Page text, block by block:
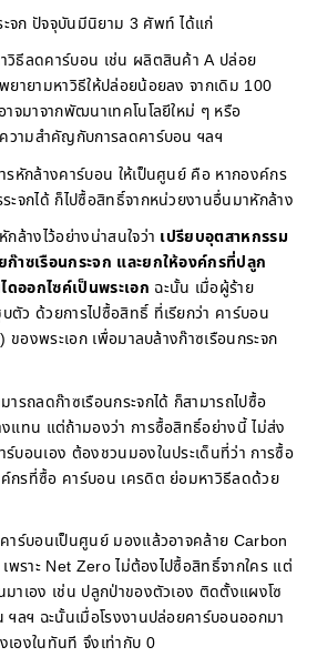
ะจก ปัจจุบันมีนิยาม 3 ศัพท์ ได้แก่
วิธีลดคาร์บอน เช่น ผลิตสินค้า A ปล่อย
ายามหาวิธีให้ปล่อยน้อยลง จากเดิม 100
จมาจากพัฒนาเทคโนโลยีใหม่ ๆ หรือ
วามสำคัญกับการลดคาร์บอน ฯลฯ
รหักล้างคาร์บอน ให้เป็นศูนย์ คือ หากองค์กร
ะจกได้ ก็ไปซื้อสิทธิ์จากหน่วยงานอื่นมาหักล้าง
ล้างไว้อย่างน่าสนใจว่า เปรียบอุตสาหกรรม
ก๊าซเรือนกระจก และยกให้องค์กรที่ปลูก
ออกไซค์เป็นพระเอก ฉะนั้น เมื่อผู้ร้าย
ว ด้วยการไปซื้อสิทธิ์ ที่เรียกว่า คาร์บอน
องพระเอก เพื่อมาลบล้างก๊าซเรือนกระจก
รถลดก๊าซเรือนกระจกได้ ก็สามารถไปซื้อ
แทน แต่ถ้ามองว่า การซื้อสิทธิ์อย่างนี้ ไม่ส่ง
ร์บอนเอง ต้องชวนมองในประเด็นที่ว่า การซื้อ
รที่ซื้อ คาร์บอน เครดิต ย่อมหาวิธีลดด้วย
าร์บอนเป็นศูนย์ มองแล้วอาจคล้าย Carbon
พราะ Net Zero ไม่ต้องไปซื้อสิทธิ์จากใคร แต่
มาเอง เช่น ปลูกป่าของตัวเอง ติดตั้งแผงโซ
ฯลฯ ฉะนั้นเมื่อโรงงานปล่อยคาร์บอนออกมา
เองในทันที จึงเท่ากับ 0